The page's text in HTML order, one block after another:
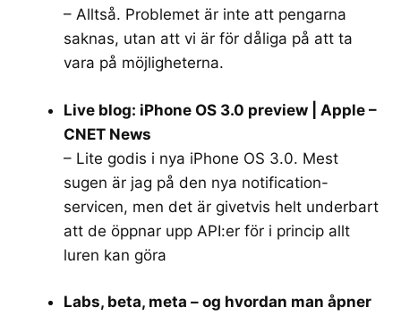
– Alltså. Problemet är inte att pengarna
saknas, utan att vi är för dåliga på att ta
vara på möjligheterna.
Live blog: iPhone OS 3.0 preview | Apple –
CNET News
– Lite godis i nya iPhone OS 3.0. Mest
sugen är jag på den nya notification-
servicen, men det är givetvis helt underbart
att de öppnar upp API:er för i princip allt
luren kan göra
Labs, beta, meta – og hvordan man åpner